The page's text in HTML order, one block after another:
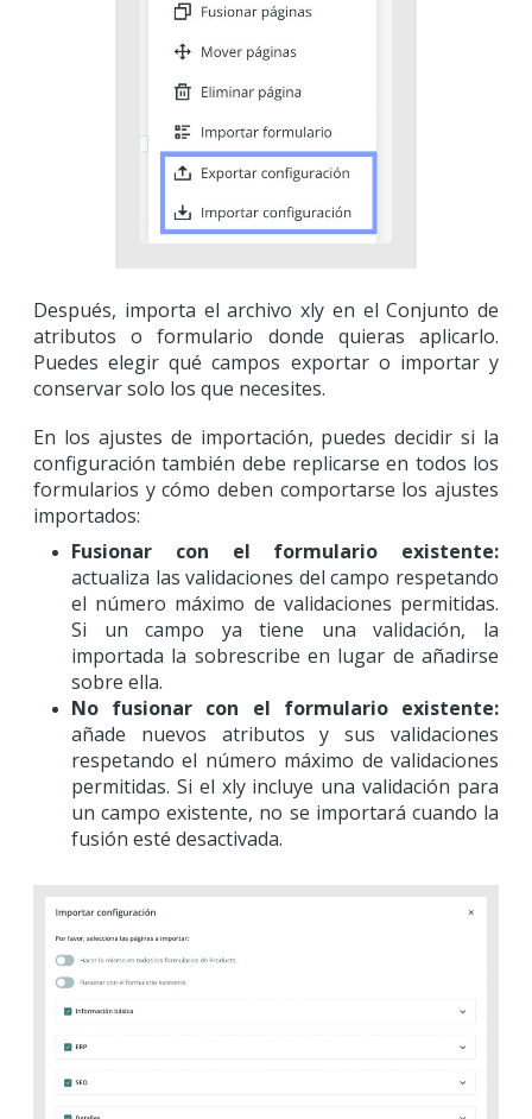
Después, importa el archivo xly en el Conjunto de
atributos o formulario donde quieras aplicarlo.
Puedes elegir qué campos exportar o importar y
conservar solo los que necesites.
En los ajustes de importación, puedes decidir si la
configuración también debe replicarse en todos los
formularios y cómo deben comportarse los ajustes
importados:
Fusionar con el formulario existente:
actualiza las validaciones del campo respetando
el número máximo de validaciones permitidas.
Si un campo ya tiene una validación, la
importada la sobrescribe en lugar de añadirse
sobre ella.
No fusionar con el formulario existente:
añade nuevos atributos y sus validaciones
respetando el número máximo de validaciones
permitidas. Si el xly incluye una validación para
un campo existente, no se importará cuando la
fusión esté desactivada.